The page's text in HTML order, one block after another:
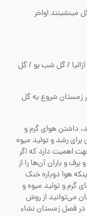
مینشینند اواخر
/ گل شب بو / گل
زمستان شروع به گل
داشتن هوای گرم و
رشد و تولید میوه
اهمیت دارد که اگر
برف و باران آن‌ها را از
هوا دوباره خنک
گرم و تولید میوه و
می‌توانید از روش
در فصل زمستان نشاء